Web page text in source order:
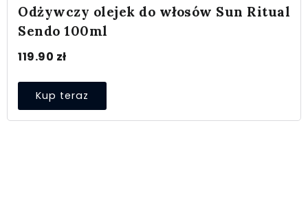
Odżywczy olejek do włosów Sun Ritual
Sendo 100ml
119.90 zł
Kup teraz